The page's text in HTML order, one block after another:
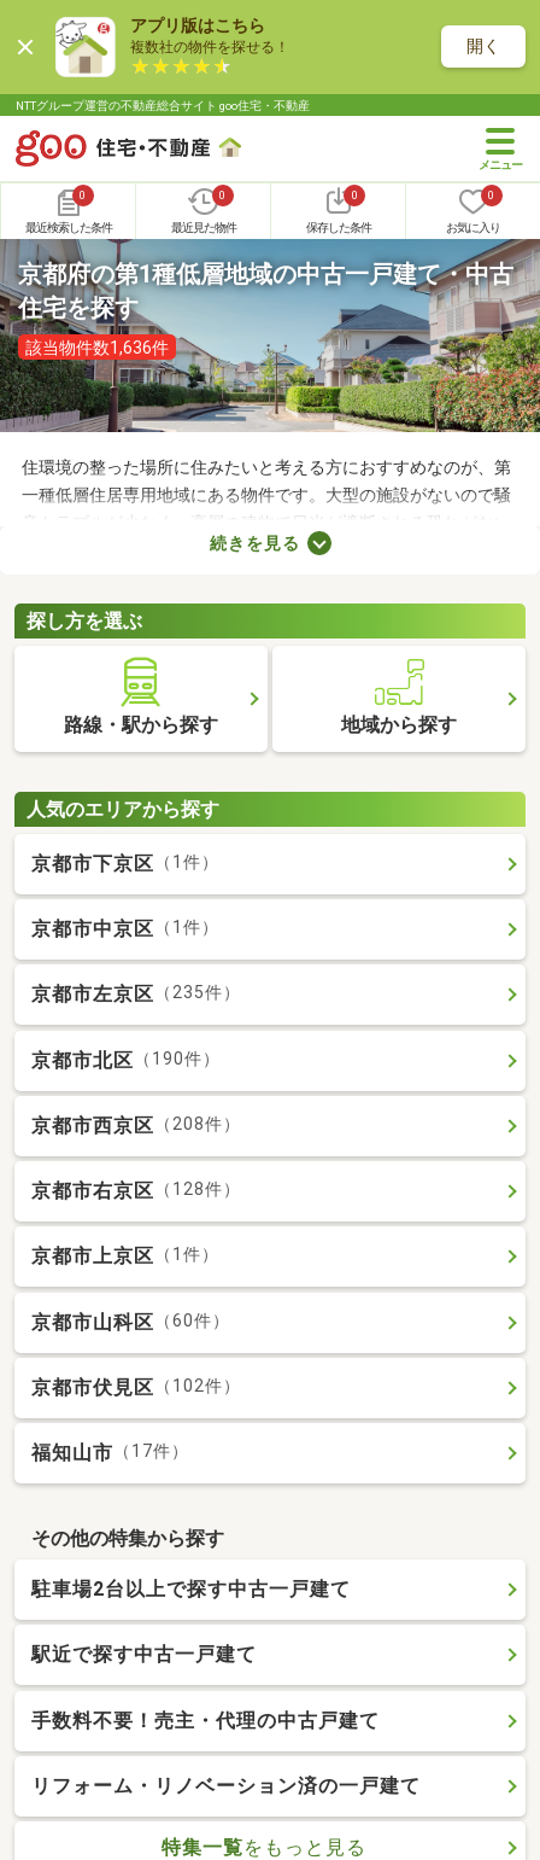
アプリ版はこちら
複数社の物件を探せる！ 開く
NTTグループ運営の不動産総合サイト goo住宅・不動産
0
最近検索した条件
0
最近見た物件
0
保存した条件
0
お気に入り
京都府の第1種低層地域の中古一戸建て・中古
住宅を探す
該当物件数1,636件
住環境の整った場所に住みたいと考える方におすすめなのが、第
一種低層住居専用地域にある物件です。大型の施設がないので騒
音トラブルが少なく、高層の建物で日光が遮断される恐れがない
ことから、住環境に優れたエリアです。住みやすい土地ではある
も購入費用を抑えられる中古の一戸建てを紹介します。
続きを見る
探し方を選ぶ
路線・駅から探す 地域から探す
人気のエリアから探す
京都市下京区 （1件）
京都市中京区 （1件）
京都市左京区 （235件）
京都市北区 （190件）
京都市西京区 （208件）
京都市右京区 （128件）
京都市上京区 （1件）
京都市山科区 （60件）
京都市伏見区 （102件）
福知山市 （17件）
その他の特集から探す
駐車場2台以上で探す中古一戸建て
駅近で探す中古一戸建て
手数料不要！売主・代理の中古戸建て
リフォーム・リノベーション済の一戸建て
特集一覧をもっと見る